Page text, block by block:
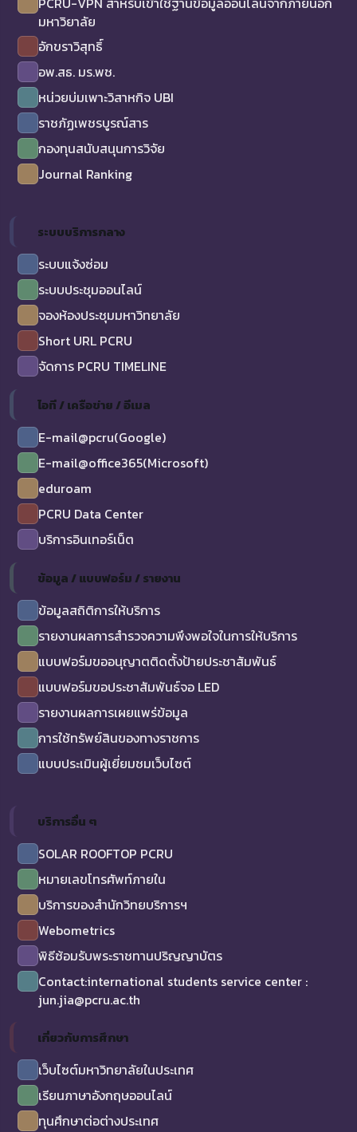
มหาวิยาลัย
อักขราวิสุทธิ์
อพ.สธ. มร.พช.
หน่วยบ่มเพาะวิสาหกิจ UBI
ราชภัฏเพชรบูรณ์สาร
กองทุนสนับสนุนการวิจัย
Journal Ranking
ระบบบริการกลาง
ระบบแจ้งซ่อม
ระบบประชุมออนไลน์
จองห้องประชุมมหาวิทยาลัย
Short URL PCRU
จัดการ PCRU TIMELINE
ไอที / เครือข่าย / อีเมล
E-mail@pcru(Google)
E-mail@office365(Microsoft)
eduroam
PCRU Data Center
บริการอินเทอร์เน็ต
ข้อมูล / แบบฟอร์ม / รายงาน
ข้อมูลสถิติการให้บริการ
รายงานผลการสำรวจความพึงพอใจในการให้บริการ
แบบฟอร์มขออนุญาตติดตั้งป้ายประชาสัมพันธ์
แบบฟอร์มขอประชาสัมพันธ์จอ LED
รายงานผลการเผยแพร่ข้อมูล
การใช้ทรัพย์สินของทางราชการ
แบบประเมินผู้เยี่ยมชมเว็บไซต์
บริการอื่น ๆ
SOLAR ROOFTOP PCRU
หมายเลขโทรศัพท์ภายใน
บริการของสำนักวิทยบริการฯ
Webometrics
พิธีซ้อมรับพระราชทานปริญญาบัตร
Contact:international students service center :
jun.jia@pcru.ac.th
เกี่ยวกับการศึกษา
เว็บไซต์มหาวิทยาลัยในประเทศ
เรียนภาษาอังกฤษออนไลน์
ทุนศึกษาต่อต่างประเทศ